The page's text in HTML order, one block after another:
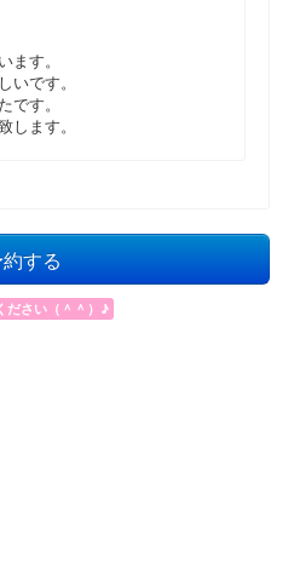
ます。
いです。
です。
します。
する
ださい（＾＾）♪